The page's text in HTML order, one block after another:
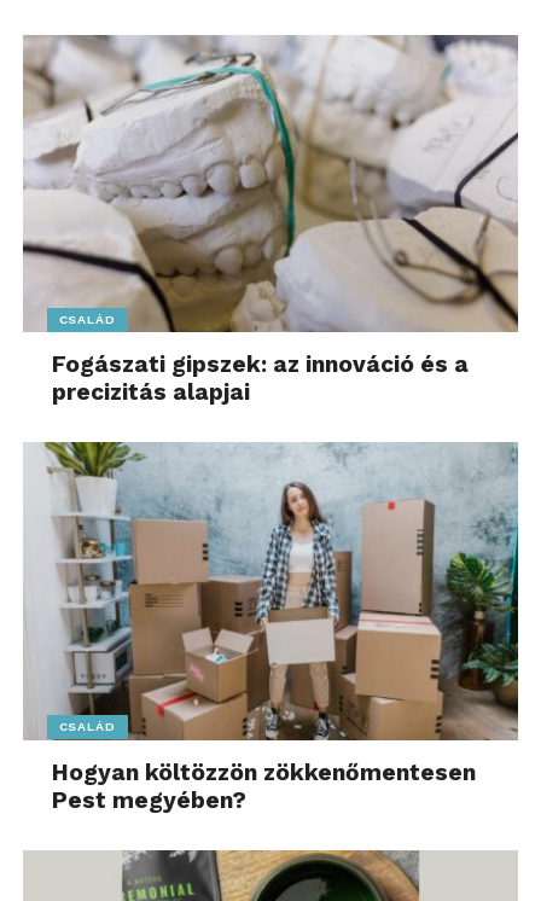
CSALÁD
Fogászati gipszek: az innováció és a
precizitás alapjai
CSALÁD
Hogyan költözzön zökkenőmentesen
Pest megyében?